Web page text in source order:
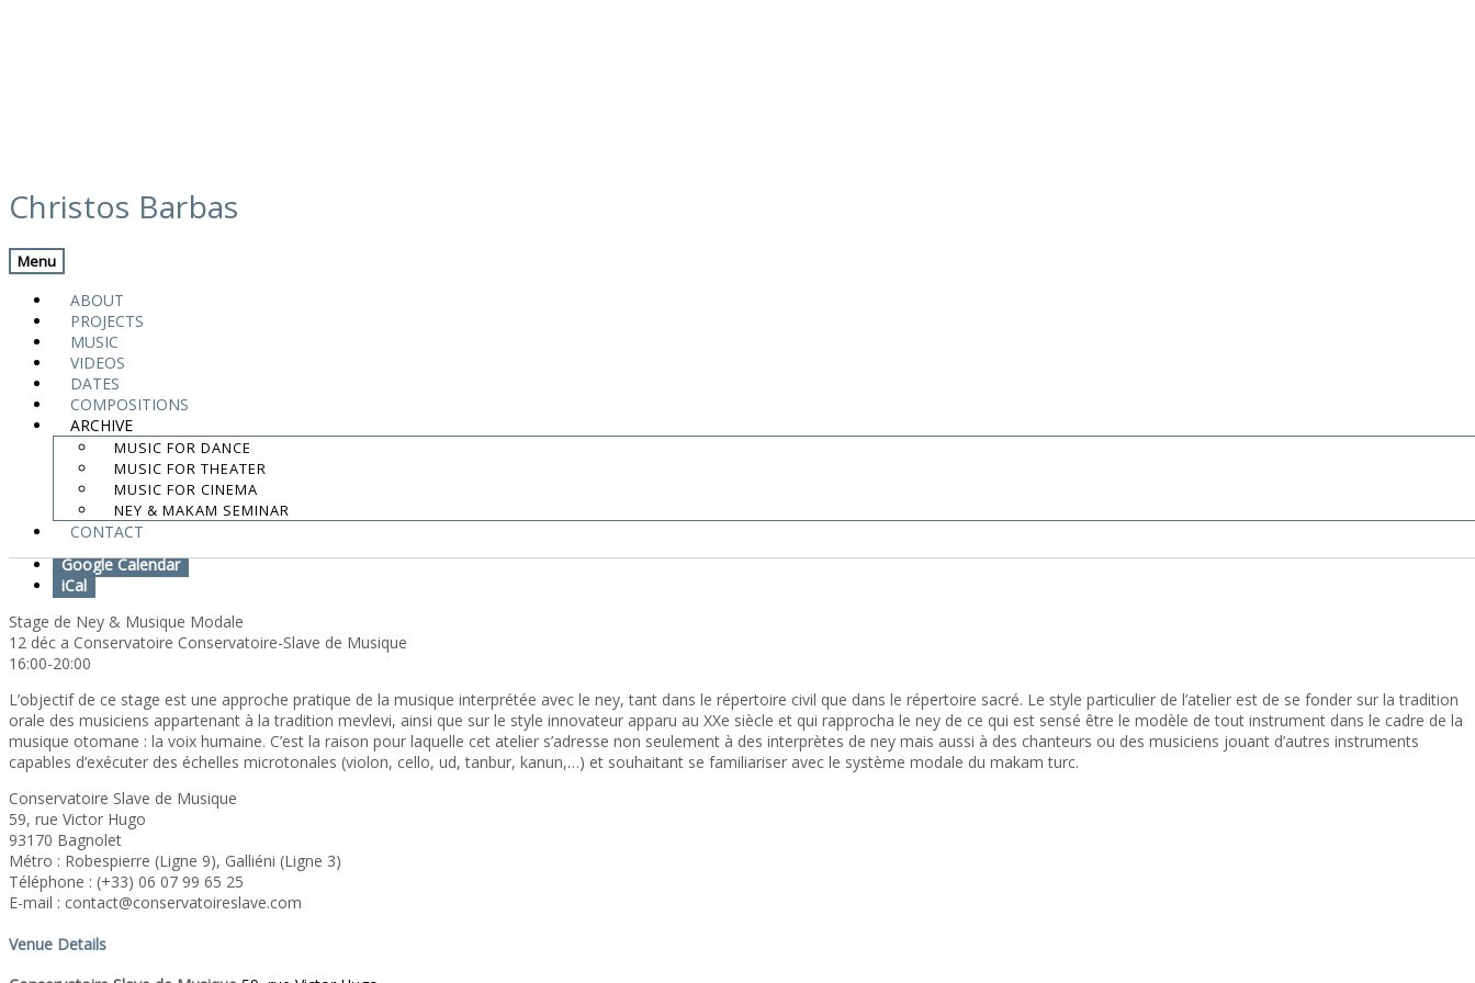
to
content
Christos Barbas
Menu
ABOUT
PROJECTS
MUSIC
VIDEOS
DATES
COMPOSITIONS
ARCHIVE
MUSIC FOR DANCE
MUSIC FOR THEATER
MUSIC FOR CINEMA
NEY & MAKAM SEMINAR
CONTACT
calendar
Seminar – Ney & Modal Music
December 12, 2014
Paris - Bagnolet, France
Conservatoire Slave de Musique
4:00 PM
Add To Calendar
Google Calendar
iCal
Stage de Ney & Musique Modale
12 déc a Conservatoire Conservatoire-Slave de Musique
16:00-20:00
L’objectif de ce stage est une approche pratique de la musique interprétée avec le ney, tant dans le répertoire civil que dans le répertoire sacré. Le style particulier de l’atelier est de se fonder sur la tradition
orale des musiciens appartenant à la tradition mevlevi, ainsi que sur le style innovateur apparu au XXe siècle et qui rapprocha le ney de ce qui est sensé être le modèle de tout instrument dans le cadre de la
musique otomane : la voix humaine. C’est la raison pour laquelle cet atelier s’adresse non seulement à des interprètes de ney mais aussi à des chanteurs ou des musiciens jouant d’autres instruments
capables d’exécuter des échelles microtonales (violon, cello, ud, tanbur, kanun,…) et souhaitant se familiariser avec le système modale du makam turc.
Conservatoire Slave de Musique
59, rue Victor Hugo
93170 Bagnolet
Métro : Robespierre (Ligne 9), Galliéni (Ligne 3)
Téléphone : (+33) 06 07 99 65 25
E-mail : contact@conservatoireslave.com
Venue Details